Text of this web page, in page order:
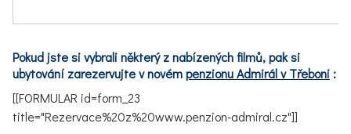
Pokud jste si vybrali některý z nabízených filmů, pak si
ubytování zarezervujte v novémpenzionu Admirál v Třeboni :
[[FORMULAR id=form_23
title="Rezervace%20z%20www.penzion-admiral.cz"]]